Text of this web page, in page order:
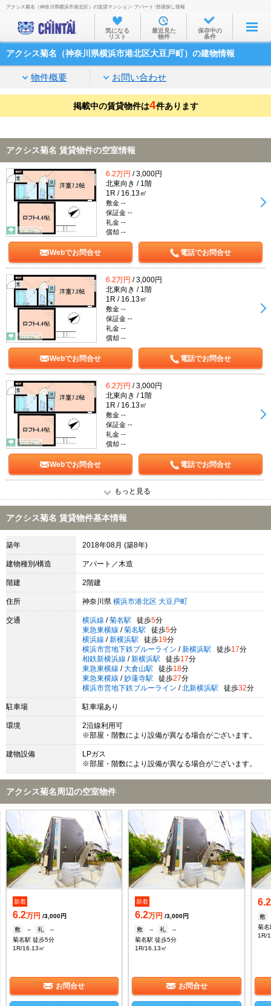
お部屋を探す
沿線・駅から
家賃相場から
通勤通学時間から
不動産会社から
TOP
アクシス菊名（神奈川県横浜市港北区）の賃貸マンション･アパート･部屋探し情報
気になる
リスト
最近見た
物件
保存中の
条件
アクシス菊名（神奈川県横浜市港北区大豆戸町）の建物情報
物件概要 お問い合わせ
掲載中の賃貸物件は4件あります
アクシス菊名 賃貸物件の空室情報
6.2万円 / 3,000円
北東向き / 1階
1R / 16.13㎡
敷金 --
保証金 --
礼金 --
償却 --
Webでお問合せ 電話でお問合せ
6.2万円 / 3,000円
北東向き / 1階
1R / 16.13㎡
敷金 --
保証金 --
礼金 --
償却 --
Webでお問合せ 電話でお問合せ
6.2万円 / 3,000円
北東向き / 1階
1R / 16.13㎡
敷金 --
保証金 --
礼金 --
償却 --
Webでお問合せ 電話でお問合せ
もっと見る
アクシス菊名 賃貸物件基本情報
築年 2018年08月 (築8年)
建物種別/構造 アパート／木造
階建 2階建
住所 神奈川県 横浜市港北区 大豆戸町
交通 横浜線 / 菊名駅 徒歩5分
東急東横線 / 菊名駅 徒歩5分
横浜線 / 新横浜駅 徒歩19分
横浜市営地下鉄ブルーライン / 新横浜駅 徒歩17分
相鉄新横浜線 / 新横浜駅 徒歩17分
東急東横線 / 大倉山駅 徒歩18分
東急東横線 / 妙蓮寺駅 徒歩27分
横浜市営地下鉄ブルーライン / 北新横浜駅 徒歩32分
駐車場 駐車場あり
環境
2沿線利用可
※部屋・階数により設備が異なる場合がございます。
建物設備
LPガス
※部屋・階数により設備が異なる場合がございます。
アクシス菊名周辺の空室物件
新着
6.2万円 /3,000円
敷
-- 礼
--
菊名駅 徒歩5分
1R/16.13㎡
お問合せ
新着
6.2万円 /3,000円
敷
-- 礼
--
菊名駅 徒歩5分
1R/16.13㎡
お問合せ
6.2
敷
菊名
1R/